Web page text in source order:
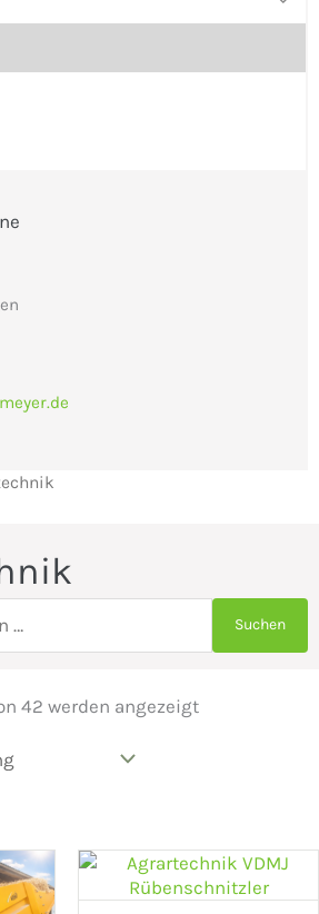
Suchen
42 werden angezeigt